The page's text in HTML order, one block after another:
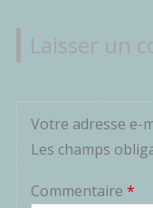
Laisser un
Votre adresse e-
Les champs
Commentaire *